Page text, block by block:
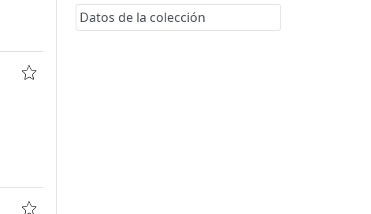
Datos de la colección